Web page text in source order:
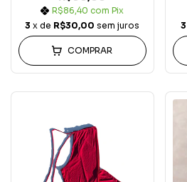
R$86,40com Pix
3 x de R$30,00 sem juros
COMPRAR
3